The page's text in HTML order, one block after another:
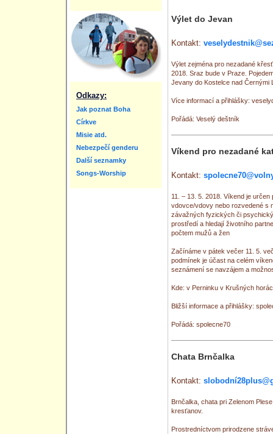
Odkazy:
Jak poznat Boha
Církve
Misie atd.
Nebezpečí genderu
Další seznamky
Songs-Worship
Výlet do Jevan
Kontakt:
Výlet zejména pro nezadané
2018. Sraz bude v Praze.
Jevany do Kostelce nad Černými
Více informací a přihlášky:
Pořádá: Veselý deštník
Víkend pro nezadané
Kontakt:
11. – 13. 5. 2018. Víkend je
vdovce/vdovy nebo rozvedené s
závažných fyzických či
prostředí a hledají životního
počtem mužů a žen
Začínáme v pátek večer 11. 5.
podmínek je účast na celém
seznámení se navzájem a
Kde: v Perninku v Krušných
Bližší informace a přihlášky:
Pořádá: spolecne70
Chata Brnčalka
Kontakt:
Brnčalka, chata pri Zelenom
kresťanov.
Prostredníctvom prirodzene